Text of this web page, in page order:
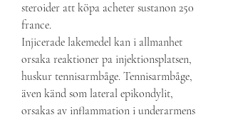
steroider att köpa acheter sustanon 250
france.
Injicerade lakemedel kan i allmanhet
orsaka reaktioner pa injektionsplatsen,
huskur tennisarmbåge. Tennisarmbåge,
även känd som lateral epikondylit,
orsakas av inflammation i underarmens